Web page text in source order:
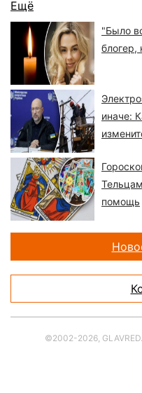
Ещё
"Было
блогер,
иначе:
помощь
©2002-2026,